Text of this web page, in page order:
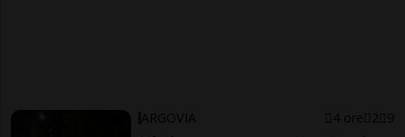
ARGOVIA 4 ore 2 9